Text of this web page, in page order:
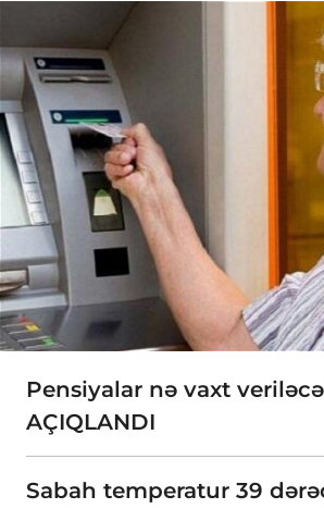
Pensiyalar nə vaxt
AÇIQLANDI
Sabah temperatur 39